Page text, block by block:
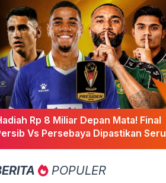
Rp 8 Miliar Depan Mata! Final
Vs Persebaya Dipastikan Seru
POPULER